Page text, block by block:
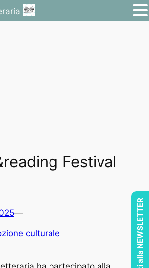
Festival
—
culturale
ha partecipato alla
Iscriviti alla NEWSLETTER